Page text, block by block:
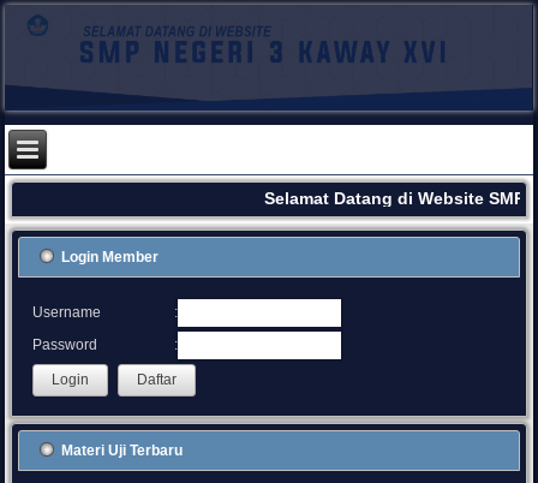
Selamat Datang di Website
Login Member
Username
:
Password
:
Materi Uji Terbaru